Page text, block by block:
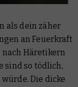
als dein zäher
an Feuerkraft
nach Häretikern
sind so tödlich,
Die dicke